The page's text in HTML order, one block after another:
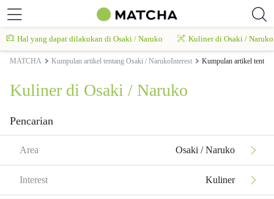
Hal yang dapat dilakukan di Osaki / Naruko Kuliner di Osaki / Naruko
MATCHA Kumpulan artikel tentang Osaki / NarukoInterest Kumpulan artikel
Kuliner di Osaki / Naruko
Pencarian
Area Osaki / Naruko
Interest Kuliner